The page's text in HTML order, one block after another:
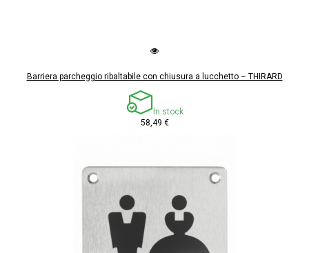
Barriera parcheggio ribaltabile con chiusura a lucchetto – THIRARD
In stock
58,49 €